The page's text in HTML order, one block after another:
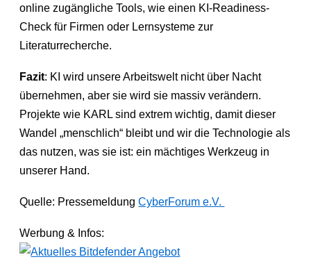
online zugängliche Tools, wie einen KI-Readiness-
Check für Firmen oder Lernsysteme zur
Literaturrecherche.
Fazit: KI wird unsere Arbeitswelt nicht über Nacht
übernehmen, aber sie wird sie massiv verändern.
Projekte wie KARL sind extrem wichtig, damit dieser
Wandel „menschlich“ bleibt und wir die Technologie als
das nutzen, was sie ist: ein mächtiges Werkzeug in
unserer Hand.
Quelle: PressemeldungCyberForum e.V.
Werbung & Infos: